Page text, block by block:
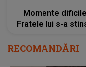
Momente
Fratele lui s-a
RECOMANDĂRI